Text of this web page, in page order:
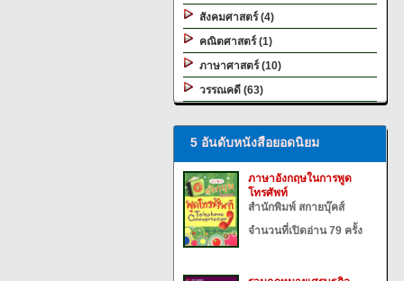
สังคมศาสตร์ (4)
คณิตศาสตร์ (1)
ภาษาศาสตร์ (10)
วรรณคดี (63)
5 อันดับหนังสือยอดนิยม
ภาษาอังกฤษในการพูด
โทรศัพท์
สำนักพิมพ์ สกายบุ๊คส์
จำนวนที่เปิดอ่าน 79 ครั้ง